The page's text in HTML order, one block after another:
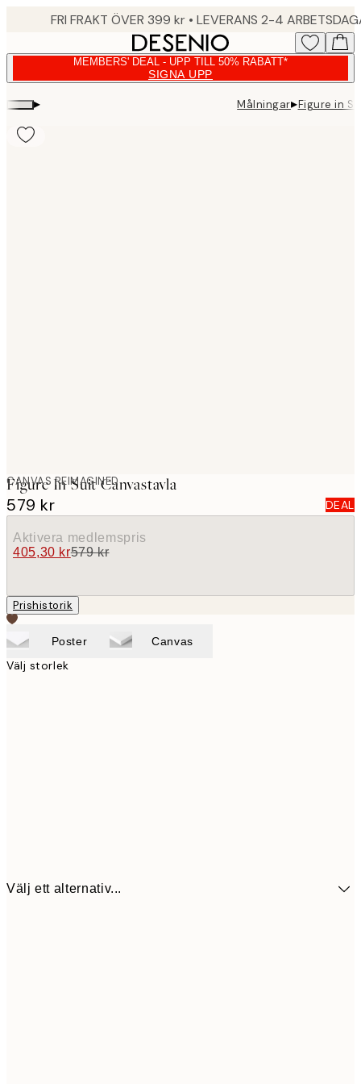
FRI FRAKT ÖVER 399 kr • LEVERANS 2-4
MEMBERS' DEAL - UPP TILL 50% RABATT*
SIGNA UPP
▸ Målningar▸Figure in
CANVAS REIMAGINED
Figure In Suit Canvastavla
579 kr DEAL
Aktivera medlemspris
405,30 kr579 kr
Prishistorik
Poster Canvas
Välj storlek
Välj ett alternativ...